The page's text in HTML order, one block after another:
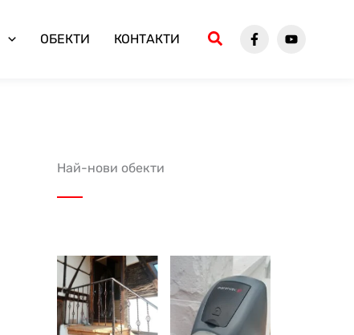
ОБЕКТИ КОНТАКТИ
Най-нови обекти